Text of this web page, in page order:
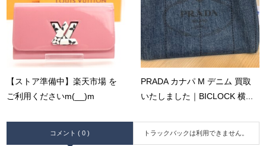
【ストア準備中】楽天市場 を
ご利用くださいm(__)m
PRADA カナパ M デニム 買取
いたしました｜BICLOCK 横...
コメント ( 0 ) トラックバックは利用できません。